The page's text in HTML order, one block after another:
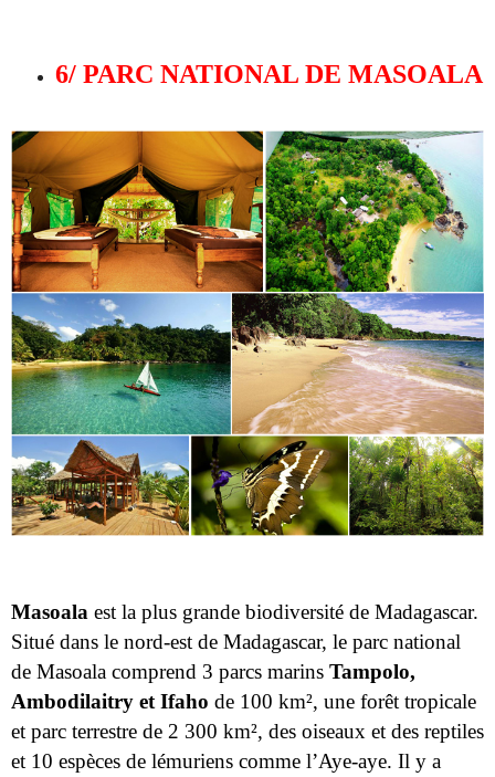
Masoalaest la plus grande biodiversité de Madagascar.
Situé dans le nord-est de Madagascar, le parc national
Ambodilaitry et Ifaho
de 100 km², une forêt tropicale
et parc terrestre de 2 300 km², des oiseaux et des reptiles
et 10 espèces de lémuriens comme l’Aye-aye. Il y a
aussi de nombreuses espèces végétales dont des
essences comme le bois de rose, le bois d’ébène, le
palissandre. Par contre aller à Masoala coûte assez cher